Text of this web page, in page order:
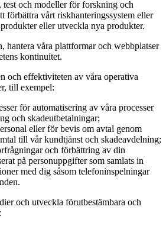
och modeller för forskning och
förbättra vårt riskhanteringssystem eller
eller utveckla nya produkter.
hantera våra plattformar och webbplatser
kontinuitet.
och effektiviteten av våra operativa
till exempel:
för automatisering av våra processer
och skadeutbetalningar;
eller för bevis om avtal genom
till vår kundtjänst och skadeavdelning;
och förbättring av din
på personuppgifter som samlats in
med dig såsom telefoninspelningar
och utveckla förutbestämbara och